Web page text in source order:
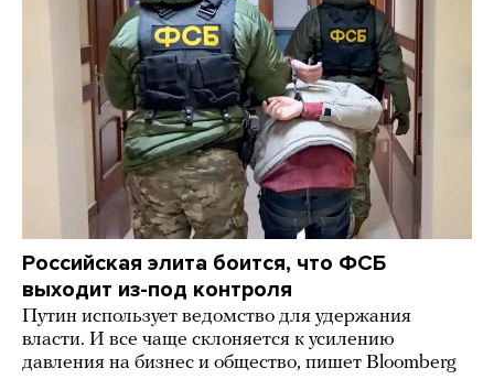
Российская элита боится, что ФСБ
выходит из-под контроля
Путин использует ведомство для удержания
власти. И все чаще склоняется к усилению
давления на бизнес и общество, пишет Bloomberg